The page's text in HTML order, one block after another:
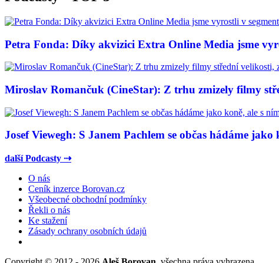
Petra Fonda: Díky akvizici Extra Online Media jsme
Miroslav Romančuk (CineStar): Z trhu zmizely filmy
Josef Viewegh: S Janem Pachlem se občas hádáme
další Podcasty ⇢
O nás
Ceník inzerce Borovan.cz
Všeobecné obchodní podmínky
Řekli o nás
Ke stažení
Zásady ochrany osobních údajů